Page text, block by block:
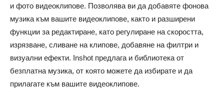
и фото видеоклипове. Позволява ви да добавяте фонова
музика към вашите видеоклипове, както и разширени
функции за редактиране, като регулиране на скоростта,
изрязване, сливане на клипове, добавяне на филтри и
визуални ефекти. Inshot предлага и библиотека от
безплатна музика, от която можете да избирате и да
прилагате към вашите видеоклипове.